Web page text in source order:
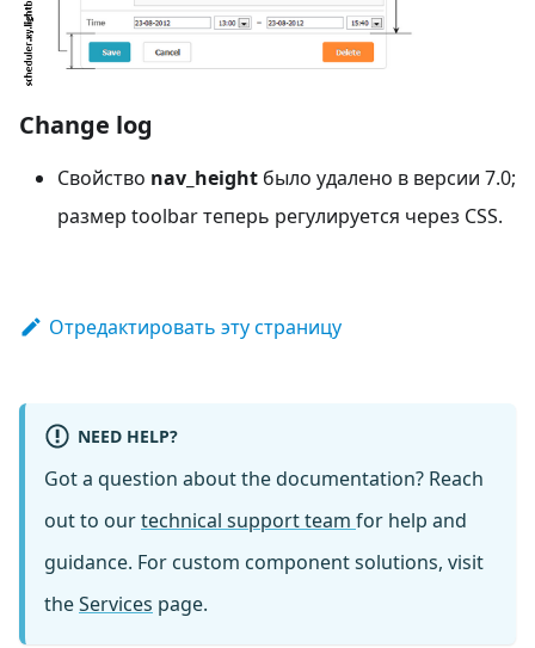
Change log
Свойство nav_height было удалено в версии 7.0;
размер toolbar теперь регулируется через CSS.
Отредактировать эту страницу
NEED HELP?
Got a question about the documentation? Reach
out to ourtechnical support team for help and
guidance. For custom component solutions, visit
theServices page.